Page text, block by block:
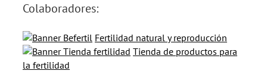
Colaboradores:
Fertilidad natural y reproducción
Tienda de productos para
la fertilidad